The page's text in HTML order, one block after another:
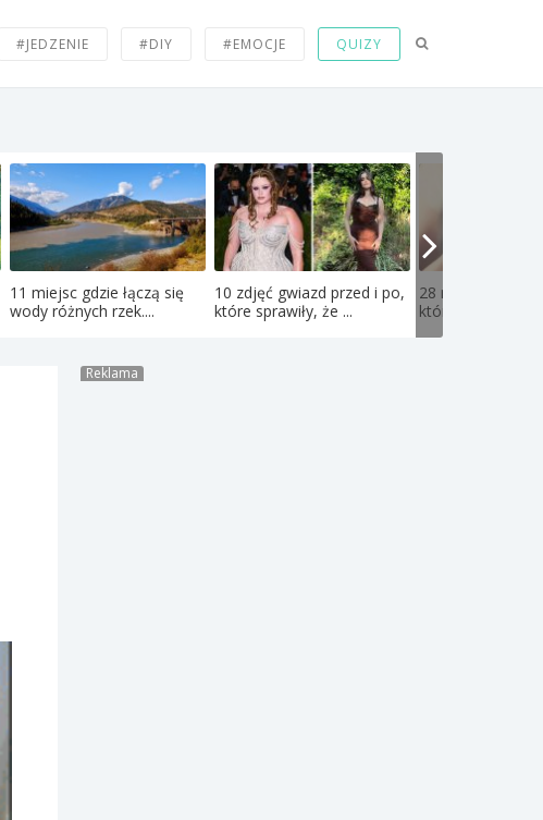
#JEDZENIE #DIY #EMOCJE QUIZY
11 miejsc gdzie łączą się
wody różnych rzek....
10 zdjęć gwiazd przed i po,
które sprawiły, że ...
28
których nie
Reklama